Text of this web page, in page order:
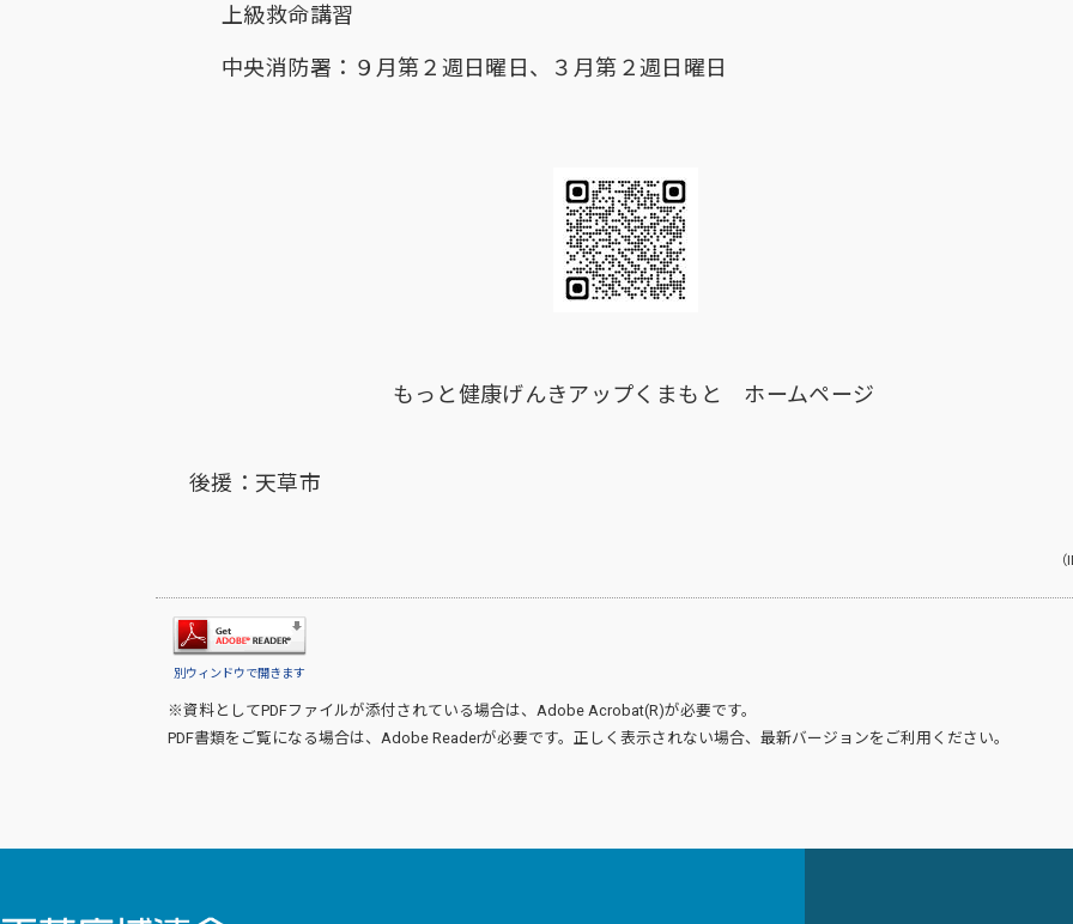
上級救命講習
中央消防署：９月第２週日曜日、３月第２週日曜日
もっと健康げんきアップくまもと ホームページ
後援：天草市
別ウィンドウで開きます
※資料としてPDFファイルが添付されている場合は、 Adobe Acrobat(R)が必要です。
PDF書類をご覧になる場合は、 Adobe Readerが必要です。正しく表示されない場合、最新バージョンをご利用ください。